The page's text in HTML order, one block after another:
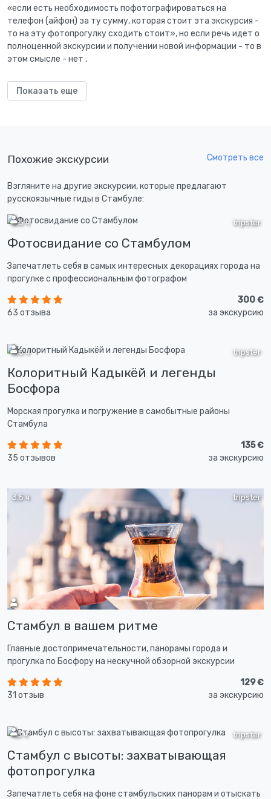
«если есть необходимость пофотографироваться на
телефон (айфон) за ту сумму, которая стоит эта экскурсия -
то на эту фотопрогулку сходить стоит», но если речь идет о
полноценной экскурсии и получении новой информации - то в
этом смысле - нет .
Показать еще
Похожие экскурсии Смотреть все
Взгляните на другие экскурсии, которые предлагают
русскоязычные гиды в Стамбуле:
tripster
2,5 ч
Фотосвидание со Стамбулом
Запечатлеть себя в самых интересных декорациях города на
прогулке с профессиональным фотографом
63 отзыва
300 €
за экскурсию
tripster
3,5 ч
Колоритный Кадыкёй и легенды
Босфора
Морская прогулка и погружение в самобытные районы
Стамбула
35 отзывов
135 €
за экскурсию
tripster
3,5 ч
Стамбул в вашем ритме
Главные достопримечательности, панорамы города и
прогулка по Босфору на нескучной обзорной экскурсии
31 отзыв
129 €
за экскурсию
tripster
1,5 ч
Стамбул с высоты: захватывающая
фотопрогулка
Запечатлеть себя на фоне стамбульских панорам и отыскать